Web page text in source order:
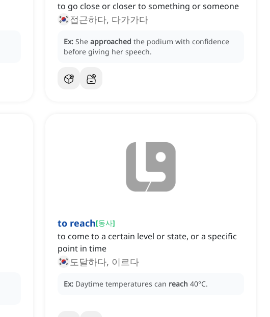
to go close or closer to something or someone
접근하다, 다가가다
Ex: She approached the podium with confidence
before giving her speech.
to reach[동사]
to come to a certain level or state, or a specific
point in time
도달하다, 이르다
Ex: Daytime temperatures can reach 40°C.